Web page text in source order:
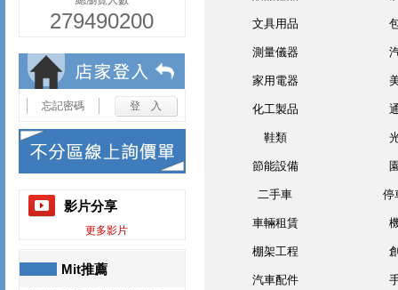
279490200
忘記密碼
影片分享
更多影片
Mit推薦
文具用品
測量儀器
家用電器
化工製品
鞋類
節能設備
二手車 停
車輛租賃
棚架工程
汽車配件